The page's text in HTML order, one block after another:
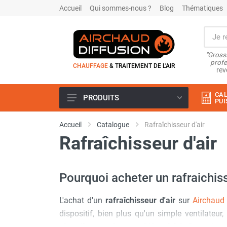
Accueil Qui sommes-nous ? Blog Thématiques
CHAUFFAGE & TRAITEMENT DE L'AIR
Climatiseur
Climatiseur mobile
Climatiseur fixe
Rafraichisseur d'air mobile
Rafraîchisseur d'air gainable
PRODUITS
Accueil Catalogue Rafraîchisseur d'air
Rafraîchisseur d'air
Pourquoi acheter un
L'achat d'un rafraîchisseur d'air sur
dispositif, bien plus qu'un simple